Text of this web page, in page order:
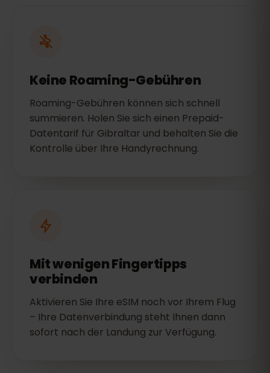
Keine Roaming-Gebühren
Roaming-Gebühren können sich schnell
summieren. Holen Sie sich einen Prepaid-
Datentarif für Gibraltar und behalten Sie die
Kontrolle über Ihre Handyrechnung.
Mit wenigen Fingertipps
verbinden
Aktivieren Sie Ihre eSIM noch vor Ihrem Flug
– Ihre Datenverbindung steht Ihnen dann
sofort nach der Landung zur Verfügung.